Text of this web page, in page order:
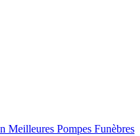
Meilleures Pompes Funèbres